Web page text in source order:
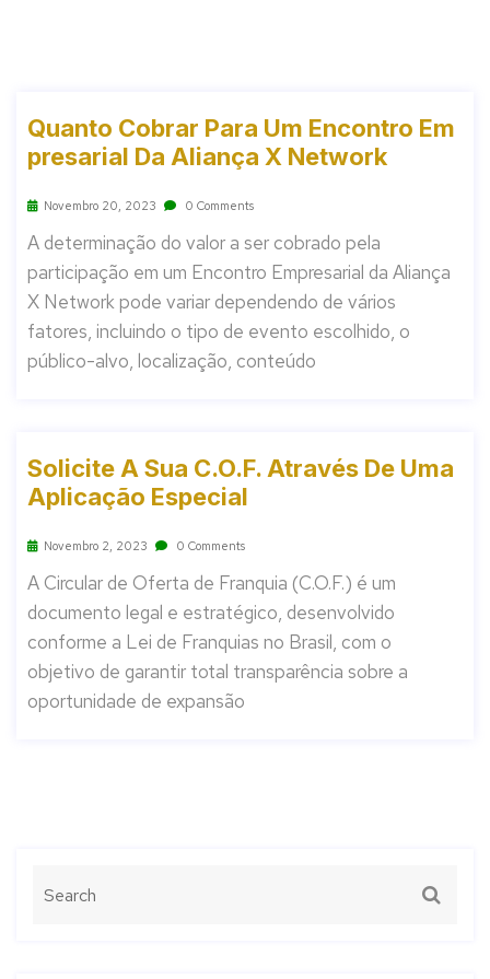
Quanto Cobrar Para Um Encontro Em
Presarial Da Aliança X Network
Novembro 20, 2023 0 Comments
A determinação do valor a ser cobrado pela
participação em um Encontro Empresarial da Aliança
X Network pode variar dependendo de vários
fatores, incluindo o tipo de evento escolhido, o
público-alvo, localização, conteúdo
Solicite A Sua C.O.F. Através De Uma
Aplicação Especial
Novembro 2, 2023 0 Comments
A Circular de Oferta de Franquia (C.O.F.) é um
documento legal e estratégico, desenvolvido
conforme a Lei de Franquias no Brasil, com o
objetivo de garantir total transparência sobre a
oportunidade de expansão